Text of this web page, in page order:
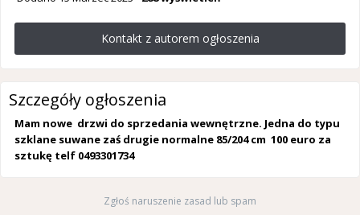
Kontakt z autorem ogłoszenia
Szczegóły ogłoszenia
Mam nowe drzwi do sprzedania wewnętrzne. Jedna do typu
szklane suwane zaś drugie normalne 85/204 cm 100 euro za
sztukę telf 0493301734
Zgłoś naruszenie zasad lub spam